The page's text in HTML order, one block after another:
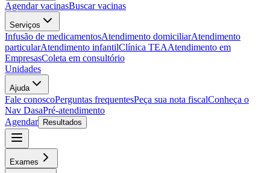
Agendar vacinasBuscar vacinas
Serviços
Infusão de medicamentosAtendimento domiciliarAtendimento
particularAtendimento infantilClínica TEAAtendimento em
EmpresasColeta em consultório
Unidades
Ajuda
Fale conoscoPerguntas frequentesPeça sua nota fiscalConheça o
Nav DasaPré-atendimento
Agendar
Resultados
Exames